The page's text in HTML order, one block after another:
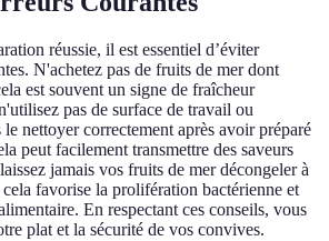
réussie, il est essentiel d’éviter
N'achetez pas de fruits de mer dont
est souvent un signe de fraîcheur
pas de surface de travail ou
le nettoyer correctement après avoir préparé
peut facilement transmettre des saveurs
jamais vos fruits de mer décongeler à
favorise la prolifération bactérienne et
En respectant ces conseils, vous
plat et la sécurité de vos convives.